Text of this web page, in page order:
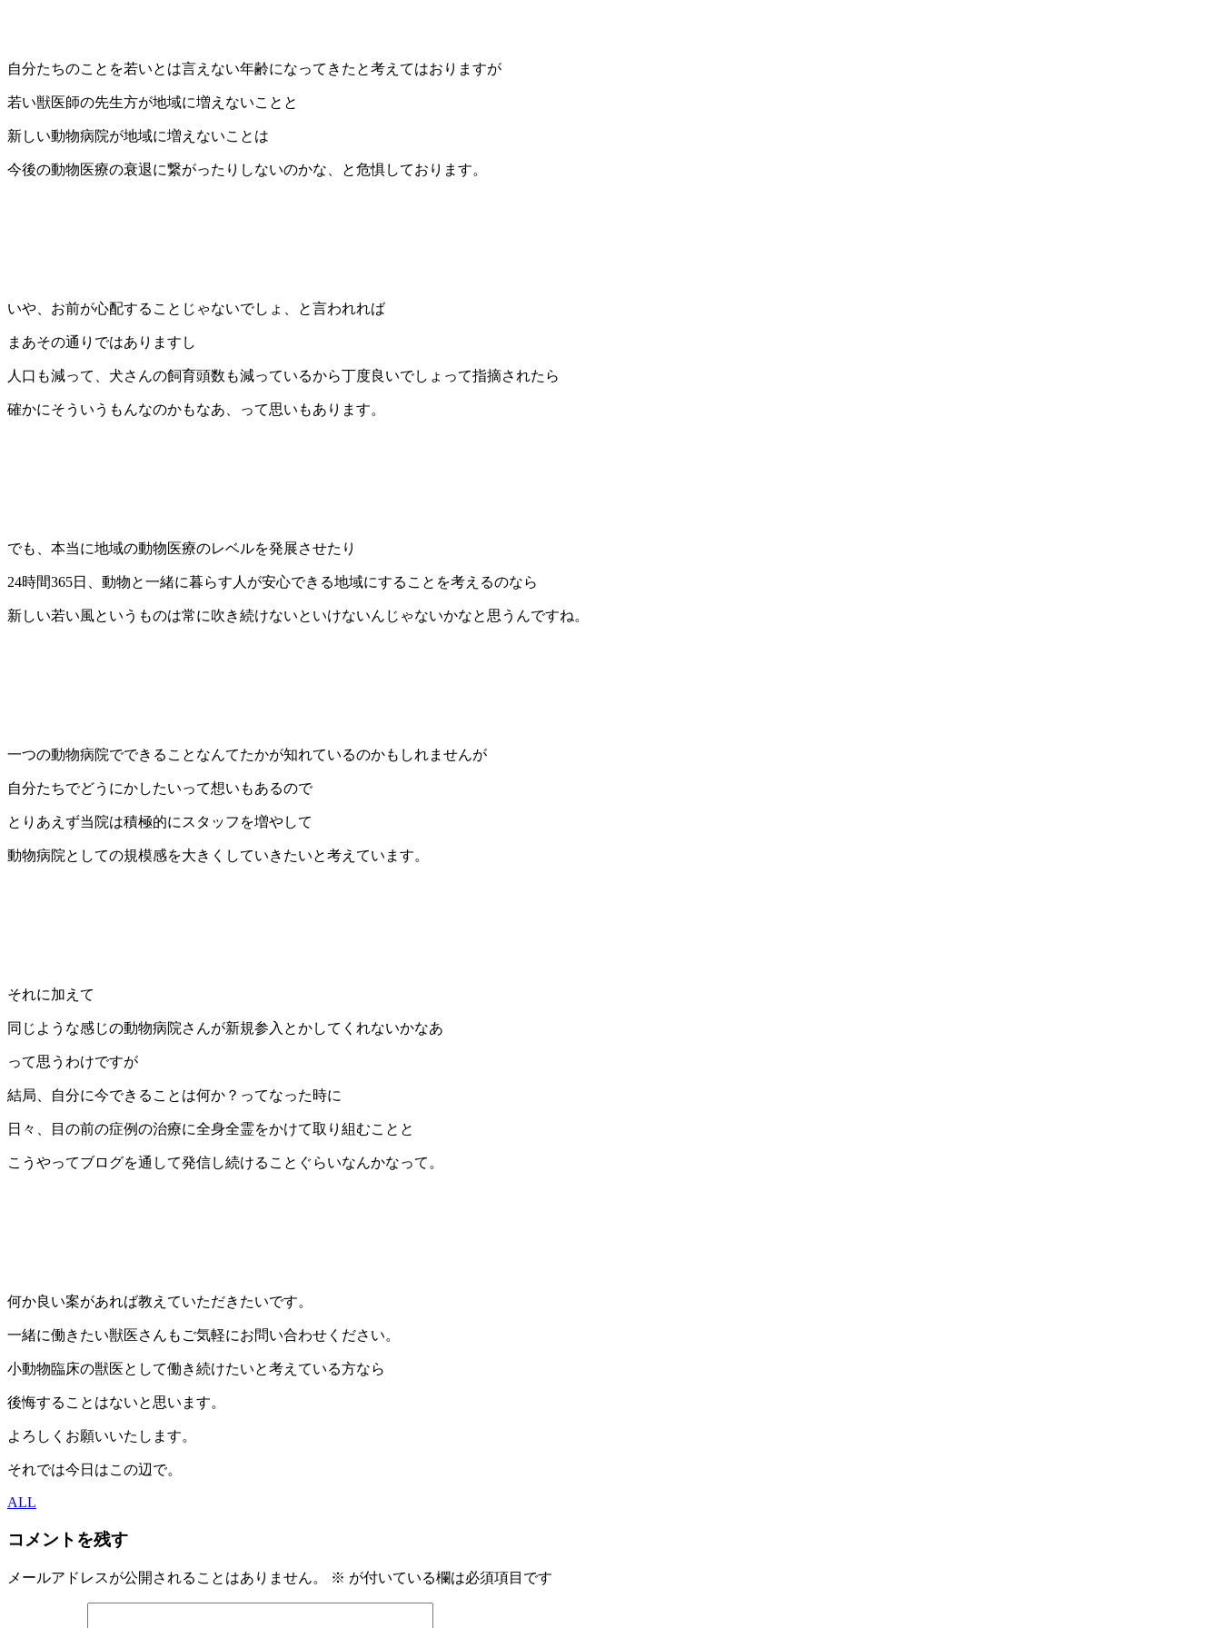
自分たちのことを若いとは言えない年齢になってきたと考えてはおりますが
若い獣医師の先生方が地域に増えないことと
新しい動物病院が地域に増えないことは
今後の動物医療の衰退に繋がったりしないのかな、と危惧しております。
いや、お前が心配することじゃないでしょ、と言われれば
まあその通りではありますし
人口も減って、犬さんの飼育頭数も減っているから丁度良いでしょって指摘されたら
確かにそういうもんなのかもなあ、って思いもあります。
でも、本当に地域の動物医療のレベルを発展させたり
24時間365日、動物と一緒に暮らす人が安心できる地域にすることを考えるのなら
新しい若い風というものは常に吹き続けないといけないんじゃないかなと思うんですね。
一つの動物病院でできることなんてたかが知れているのかもしれませんが
自分たちでどうにかしたいって想いもあるので
とりあえず当院は積極的にスタッフを増やして
動物病院としての規模感を大きくしていきたいと考えています。
それに加えて
同じような感じの動物病院さんが新規参入とかしてくれないかなあ
って思うわけですが
結局、自分に今できることは何か？ってなった時に
日々、目の前の症例の治療に全身全霊をかけて取り組むことと
こうやってブログを通して発信し続けることぐらいなんかなって。
何か良い案があれば教えていただきたいです。
一緒に働きたい獣医さんもご気軽にお問い合わせください。
小動物臨床の獣医として働き続けたいと考えている方なら
後悔することはないと思います。
よろしくお願いいたします。
それでは今日はこの辺で。
ALL
コメントを残す
メールアドレスが公開されることはありません。 ※ が付いている欄は必須項目です